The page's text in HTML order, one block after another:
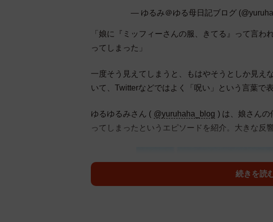
— ゆるみ＠ゆる母日記ブログ
「娘に『ミッフィーさんの服、きてる』って言
ってしまった」
一度そう見えてしまうと、もはやそうとしか見
いて、Twitterなどではよく「呪い」という言葉で
ゆるゆるみさん ( @yuruhaha_blog ) は、娘さんの
ってしまったというエピソードを紹介。大きな反
続きを読